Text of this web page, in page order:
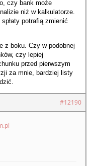
czy bank może
niż w kalkulatorze.
potrafią zmienić
z boku. Czy w podobnej
czy lepiej
przed pierwszym
za mnie, bardziej listy
#12190